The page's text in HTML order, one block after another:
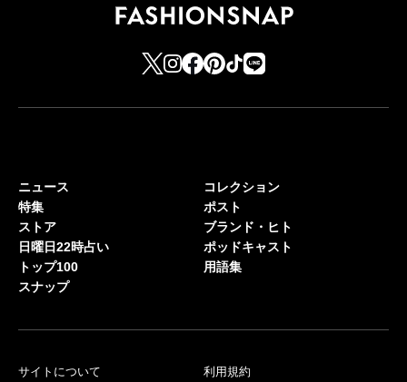
ニュース
特集
ストア
日曜日22時占い
トップ100
スナップ
コレクション
ポスト
ブランド・ヒト
ポッドキャスト
用語集
サイトについて
利用規約